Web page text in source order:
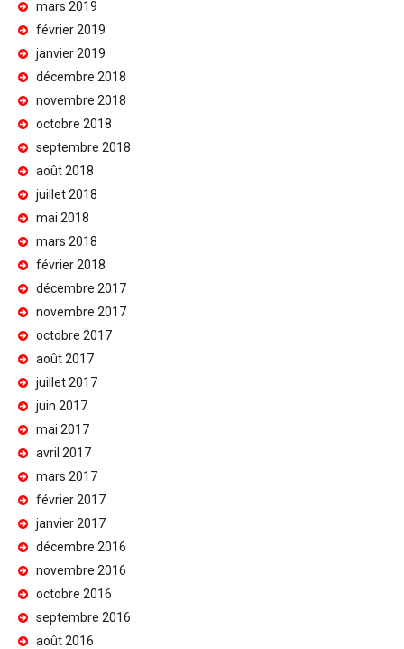
mars 2019
février 2019
janvier 2019
décembre 2018
novembre 2018
octobre 2018
septembre 2018
août 2018
juillet 2018
mai 2018
mars 2018
février 2018
décembre 2017
novembre 2017
octobre 2017
août 2017
juillet 2017
juin 2017
mai 2017
avril 2017
mars 2017
février 2017
janvier 2017
décembre 2016
novembre 2016
octobre 2016
septembre 2016
août 2016